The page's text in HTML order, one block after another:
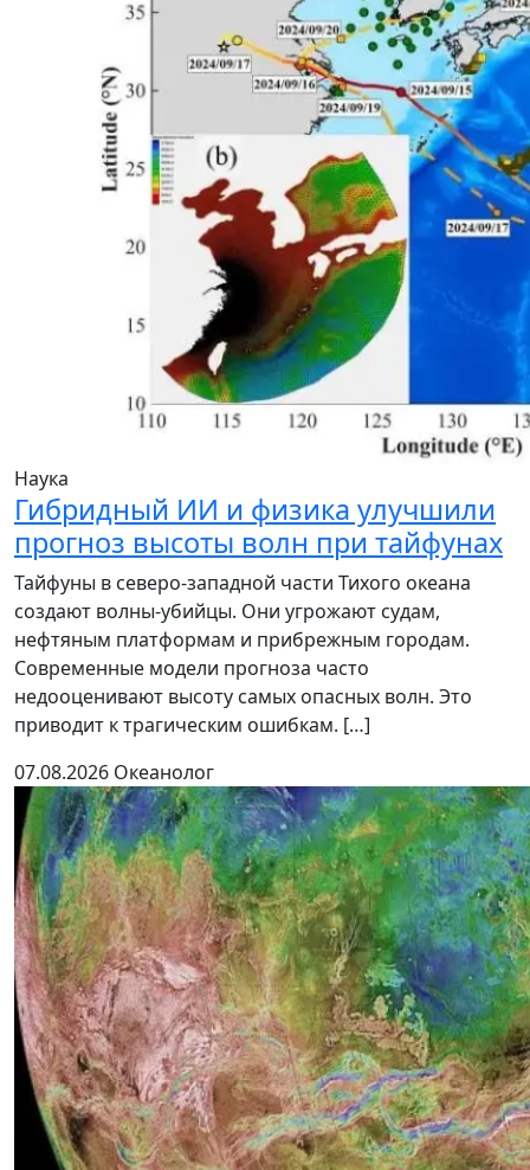
Наука
Гибридный ИИ и физика улучшили
прогноз высоты волн при тайфунах
Тайфуны в северо-западной части Тихого океана
создают волны-убийцы. Они угрожают судам,
нефтяным платформам и прибрежным городам.
Современные модели прогноза часто
недооценивают высоту самых опасных волн. Это
приводит к трагическим ошибкам. […]
07.08.2026 Океанолог